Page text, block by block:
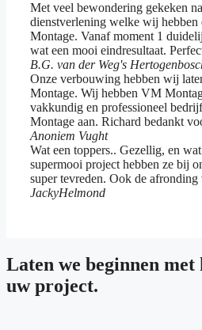
Met veel bewondering gekeken
dienstverlening welke wij
Montage. Vanaf moment 1
wat een mooi eindresultaat.
B.G. van der Weg's
Onze verbouwing hebben wij
Montage. Wij hebben VM
vakkundig en professioneel
Montage aan. Richard bedankt
Anoniem Vught
Wat een toppers.. Gezellig, en
supermooi project hebben ze bij
super tevreden. Ook de
JackyHelmond
Laten we beginnen
uw project.